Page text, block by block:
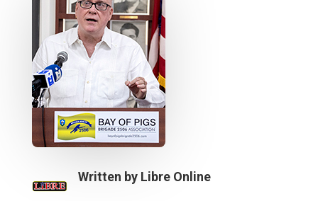
Written by Libre Online